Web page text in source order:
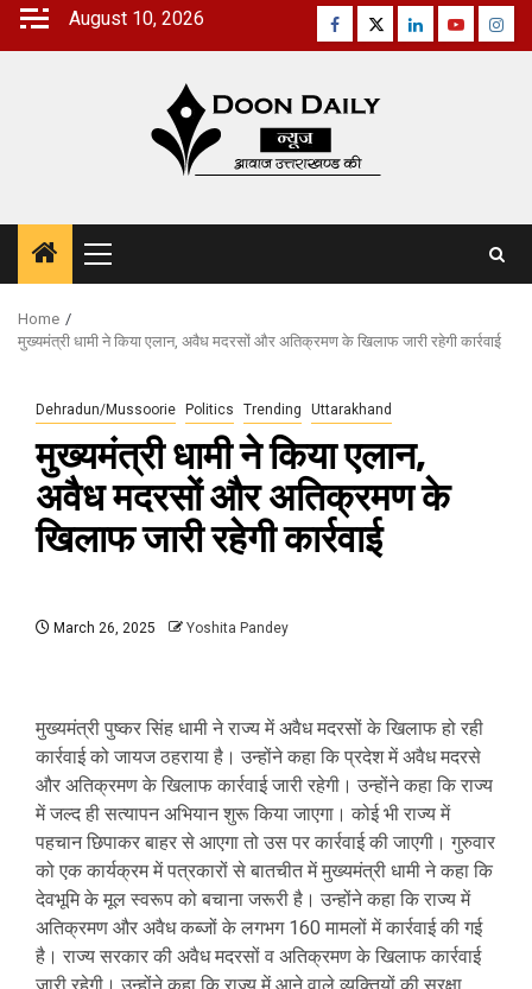
Skip
August 10, 2026 Facebook
TwitterLinkedinYoutube
Primary
Menu
Home
मुख्यमंत्री धामी ने किया एलान, अवैध मदरसों और अतिक्रमण के खिलाफ जारी रहेगी कार्रवाई
Dehradun/Mussoorie Politics Trending Uttarakhand
मुख्यमंत्री धामी ने किया एलान,
अवैध मदरसों और अतिक्रमण के
खिलाफ जारी रहेगी कार्रवाई
March 26, 2025 Yoshita Pandey
मुख्यमंत्री पुष्कर सिंह धामी ने राज्य में अवैध मदरसों के खिलाफ हो रही
कार्रवाई को जायज ठहराया है। उन्होंने कहा कि प्रदेश में अवैध मदरसे
और अतिक्रमण के खिलाफ कार्रवाई जारी रहेगी। उन्होंने कहा कि राज्य
में जल्द ही सत्यापन अभियान शुरू किया जाएगा। कोई भी राज्य में
पहचान छिपाकर बाहर से आएगा तो उस पर कार्रवाई की जाएगी। गुरुवार
को एक कार्यक्रम में पत्रकारों से बातचीत में मुख्यमंत्री धामी ने कहा कि
देवभूमि के मूल स्वरूप को बचाना जरूरी है। उन्होंने कहा कि राज्य में
अतिक्रमण और अवैध कब्जों के लगभग 160 मामलों में कार्रवाई की गई
है। राज्य सरकार की अवैध मदरसों व अतिक्रमण के खिलाफ कार्रवाई